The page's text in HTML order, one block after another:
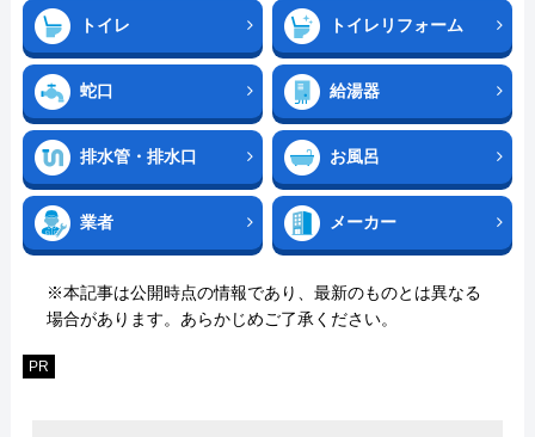
トイレ トイレリフォーム
蛇口 給湯器
排水管・排水口 お風呂
業者 メーカー
※本記事は公開時点の情報であり、最新のものとは異なる
場合があります。あらかじめご了承ください。
PR